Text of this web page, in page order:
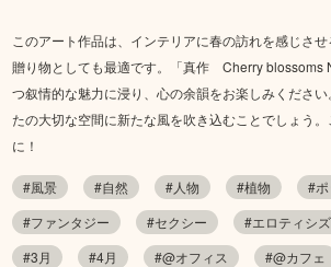
このアート作品は、インテリアに春の訪れを感じさ
贈り物としても最適です。「真作 Cherry blossoms
つ叙情的な魅力に浸り、心の余韻をお楽しみくださ
たの大切な空間に新たな風を吹き込むことでしょう
に！
#風景 #自然 #人物 #植物
#
#ファンタジー
#セクシー #エロティシ
#3月
#4月 #@オフィス #@カフェ